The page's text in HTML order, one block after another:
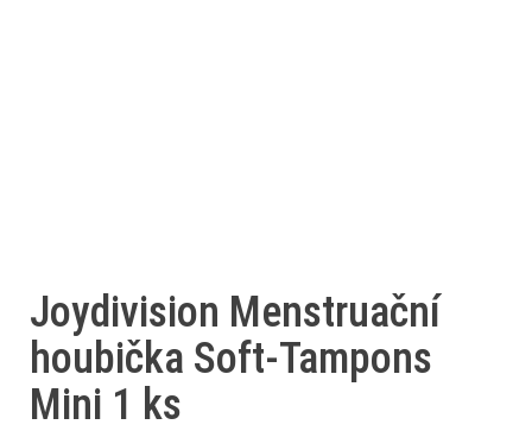
Joydivision Menstruační
houbička Soft-Tampons
Mini 1 ks